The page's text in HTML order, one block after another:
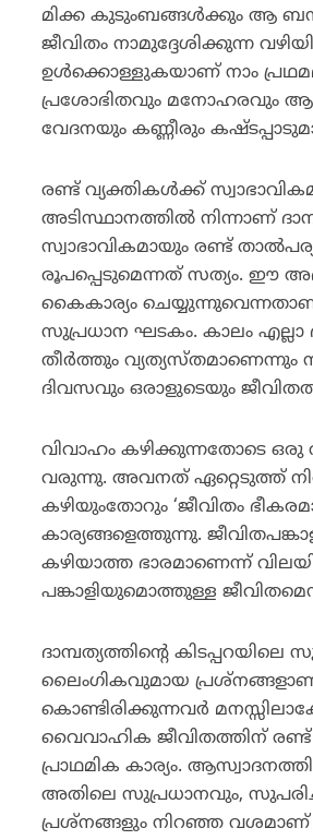
മിക്ക കുടുംബങ്ങള്‍ക്കും ആ
ജീവിതം നാമുദ്ദേശിക്കുന്ന
ഉള്‍ക്കൊള്ളുകയാണ് നാം
പ്രശോഭിതവും മനോഹരവും
വേദനയും കണ്ണീരും
രണ്ട് വ്യക്തികള്‍ക്ക്
അടിസ്ഥാനത്തില്‍ നിന്നാണ്
സ്വാഭാവികമായും രണ്ട്
രൂപപ്പെടുമെന്നത് സത്യം. ഈ
കൈകാര്യം ചെയ്യുന്നുവെന്നതാണ്
സുപ്രധാന ഘടകം. കാലം
തീര്‍ത്തും
ദിവസവും ഒരാളുടെയും
വിവാഹം കഴിക്കുന്നതോടെ ഒരു
വരുന്നു. അവനത് ഏറ്റെടുത്ത്
കഴിയുംതോറും ‘ജീവിതം
കാര്യങ്ങളെത്തുന്നു.
കഴിയാത്ത ഭാരമാണെന്ന്
പങ്കാളിയുമൊത്തുള്ള
ദാമ്പത്യത്തിന്റെ
ലൈംഗികവുമായ
കൊണ്ടിരിക്കുന്നവര്‍
വൈവാഹിക ജീവിതത്തിന്
പ്രാഥമിക കാര്യം.
അതിലെ സുപ്രധാനവും,
പ്രശ്‌നങ്ങളും നിറഞ്ഞ വശമാണ്